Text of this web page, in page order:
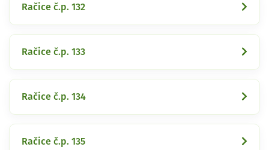
Račice č.p. 132
Račice č.p. 133
Račice č.p. 134
Račice č.p. 135